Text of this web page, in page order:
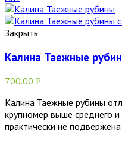
Закрыть
Калина Таежные
700.00 Р
Калина Таежные рубины
крупномер выше среднего
практически не